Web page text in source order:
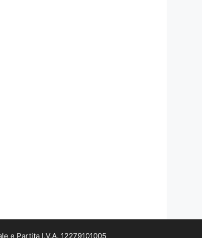
e Partita I.V.A. 12279101005